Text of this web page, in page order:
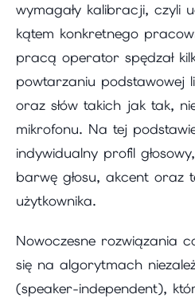
wymagały kalibracji, czyli
kątem konkretnego
pracą operator spędzał
powtarzaniu podstawowej
oraz słów takich jak tak,
mikrofonu. Na tej
indywidualny profil
barwę głosu, akcent oraz
użytkownika.
Nowoczesne rozwiązania
się na algorytmach
(speaker-independent),